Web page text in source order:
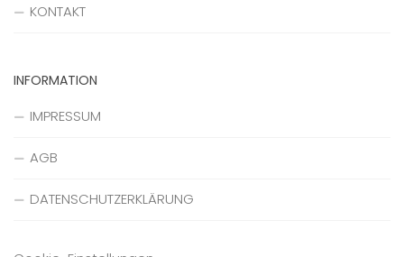
KONTAKT
INFORMATION
IMPRESSUM
AGB
DATENSCHUTZERKLÄRUNG